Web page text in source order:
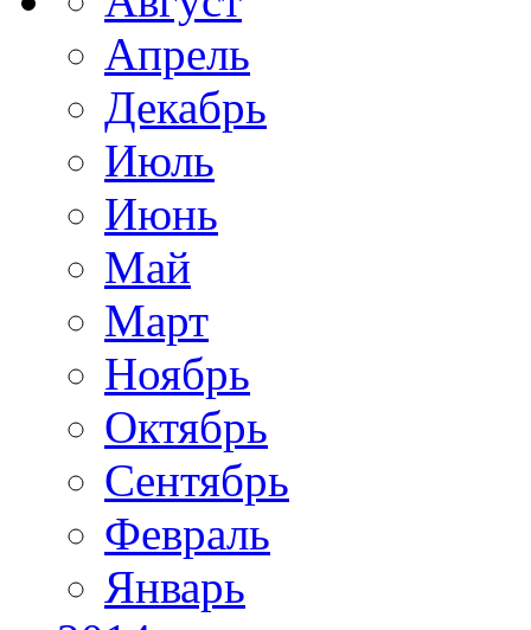
Апрель
Декабрь
Июль
Июнь
Май
Март
Ноябрь
Октябрь
Сентябрь
Февраль
Январь